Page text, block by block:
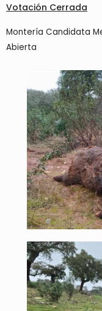
Votación Cerrada
Montería Candidata
Abierta